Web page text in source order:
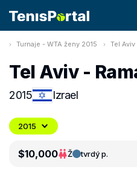
Turnaje - WTA ženy 2015 Tel
Tel Aviv -
2015 Izrael
2015
$10,000 Ž tvrdý p.